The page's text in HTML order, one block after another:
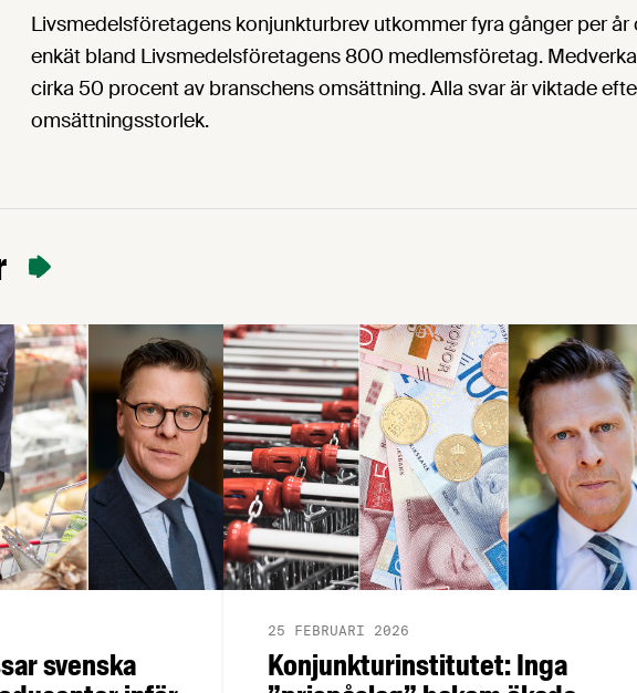
Livsmedelsföretagens konjunkturbrev utkommer fyra gånger per år
enkät bland Livsmedelsföretagens 800 medlemsföretag.
cirka 50 procent av branschens omsättning. Alla svar är viktade
omsättningsstorlek.
svenska
Konjunkturinstitutet: Inga
25 FEBRUARI 2026